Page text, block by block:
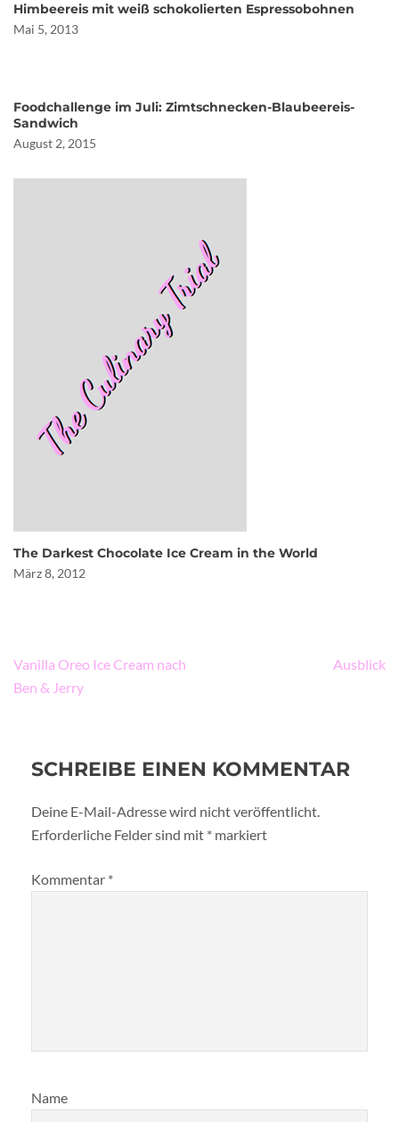
Himbeereis mit weiß schokolierten Espressobohnen
Mai 5, 2013
Foodchallenge im Juli: Zimtschnecken-Blaubeereis-
Sandwich
August 2, 2015
The Darkest Chocolate Ice Cream in the World
März 8, 2012
Beitragsnavigation
Vanilla Oreo Ice Cream nach
Ben & Jerry
Ausblick
SCHREIBE EINEN KOMMENTAR
Deine E-Mail-Adresse wird nicht veröffentlicht.
Erforderliche Felder sind mit * markiert
Kommentar *
Name